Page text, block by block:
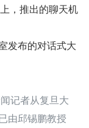
，推出的聊天机
发布的对话式大
记者从复旦大
由邱锡鹏教授